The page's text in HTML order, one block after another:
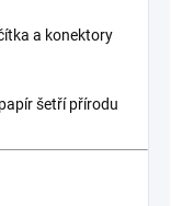
a konektory
šetří přírodu